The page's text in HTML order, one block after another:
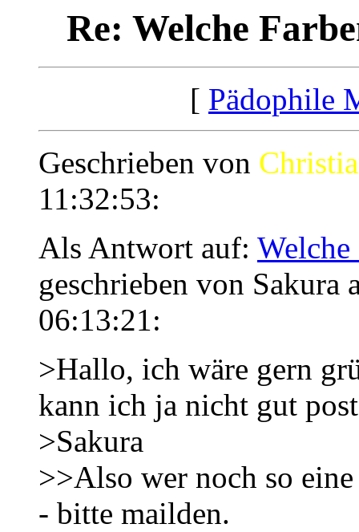
Re: Welche
[ Pädophile
Geschrieben von
11:32:53:
Als Antwort auf: Welche
geschrieben von Sakura
06:13:21:
>Hallo, ich wäre gern
kann ich ja nicht gut
>Sakura
>>Also wer noch so
- bitte mailden.